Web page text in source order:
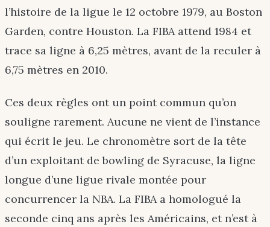
l’histoire de la ligue le 12 octobre 1979, au Boston
Garden, contre Houston. La FIBA attend 1984 et
trace sa ligne à 6,25 mètres, avant de la reculer à
6,75 mètres en 2010.
Ces deux règles ont un point commun qu’on
souligne rarement. Aucune ne vient de l’instance
qui écrit le jeu. Le chronomètre sort de la tête
d’un exploitant de bowling de Syracuse, la ligne
longue d’une ligue rivale montée pour
concurrencer la NBA. La FIBA a homologué la
seconde cinq ans après les Américains, et n’est à